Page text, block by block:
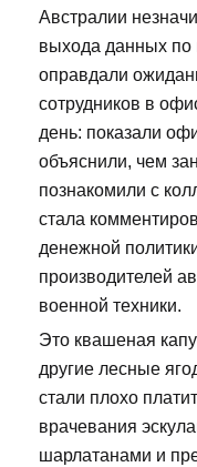
Австралии
выхода данных по
оправдали
сотрудников в
день: показали
объяснили, чем
познакомили с
стала
денежной
производителей
военной техники.
Это квашеная
другие лесные
стали плохо
врачевания
шарлатанами и